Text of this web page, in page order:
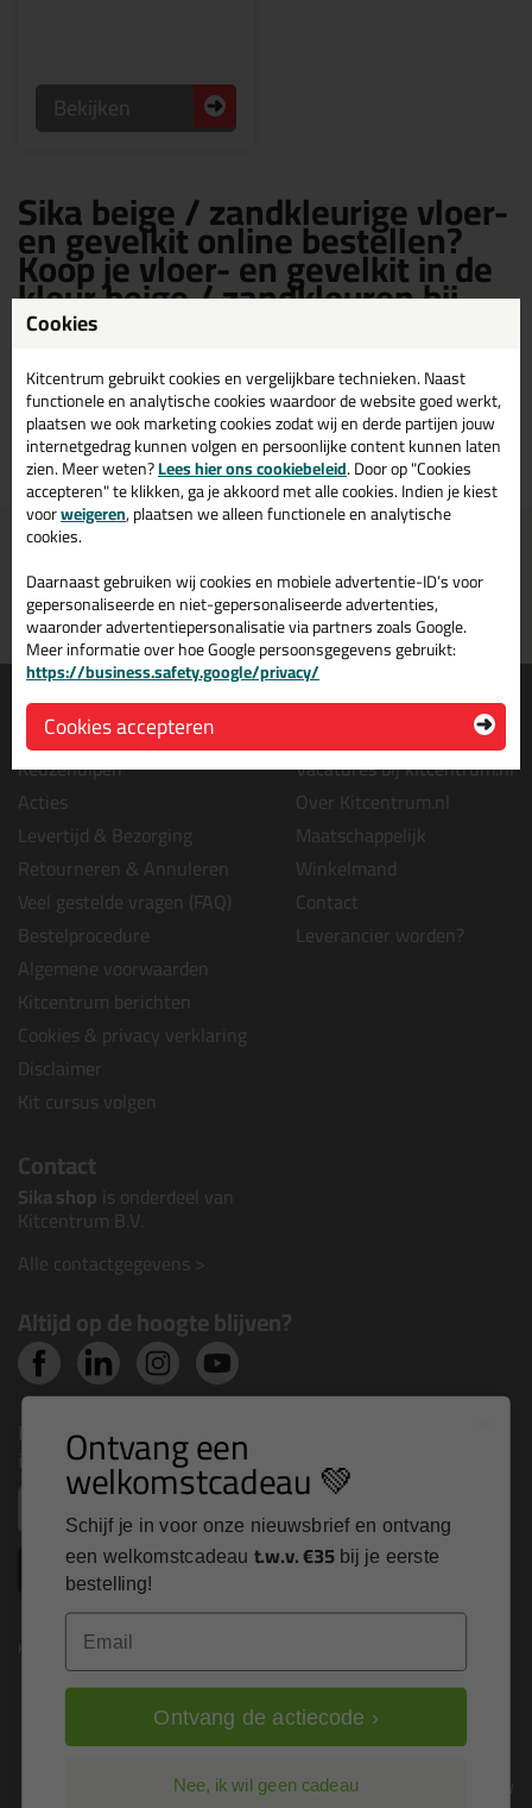
Bekijken
Sika beige / zandkleurige vloer-
en gevelkit online bestellen?
Koop je vloer- en gevelkit in de
kleur beige / zandkleuren bij
Sika shop
Sika vloer- en Gevelkit in de kleur beige / zandkleuren kopen? Op Sika
shop vind je een ruim assortiment Sika beige / zandkleurige vloer- en
gevelkit. Bestel je Sika vloer- en gevelkit beige / zandkleuren daarom
gemakkelijk en snel op Sika shop!
Voor 16:00 uur besteld
Grootste assortiment
uit voorraad leverbaar
PostNL afhaalpunt: kies zelf
wanneer je afhaalt
Informatie
Tips en tricks
Keuzehulpen
Acties
Levertijd & Bezorging
Retourneren & Annuleren
Veel gestelde vragen (FAQ)
Bestelprocedure
Algemene voorwaarden
Kitcentrum berichten
Cookies & privacy verklaring
Disclaimer
Kit cursus volgen
Over ons
Vacatures bij kitcentrum.nl
Over Kitcentrum.nl
Maatschappelijk
Winkelmand
Contact
Leverancier worden?
Contact
Sika shop is onderdeel van
Kitcentrum B.V.
Alle contactgegevens >
Altijd op de hoogte blijven?
Nieuws, tips en exclusieve deals rechtstreeks in je
inbox
Inschrijven
Kitcentrum is trots op:
Alle prijzen zijn in EURO en excl. 21% BTW
Cookies
Kitcentrum gebruikt cookies en vergelijkbare technieken. Naast
functionele en analytische cookies waardoor de website goed werkt,
plaatsen we ook marketing cookies zodat wij en derde partijen jouw
internetgedrag kunnen volgen en persoonlijke content kunnen laten
zien. Meer weten?Lees hier ons cookiebeleid. Door op "Cookies
accepteren" te klikken, ga je akkoord met alle cookies. Indien je kiest
voorweigeren, plaatsen we alleen functionele en analytische
cookies.
Daarnaast gebruiken wij cookies en mobiele advertentie-ID’s voor
gepersonaliseerde en niet-gepersonaliseerde advertenties,
waaronder advertentiepersonalisatie via partners zoals Google.
Meer informatie over hoe Google persoonsgegevens gebruikt:
https://business.safety.google/privacy/
Cookies accepteren
Ontvang een
welkomstcadeau 💚
Schijf je in voor onze nieuwsbrief en ontvang
een welkomstcadeau t.w.v. €35 bij je eerste
bestelling!
Email
Ontvang de actiecode ›
Nee, ik wil geen cadeau